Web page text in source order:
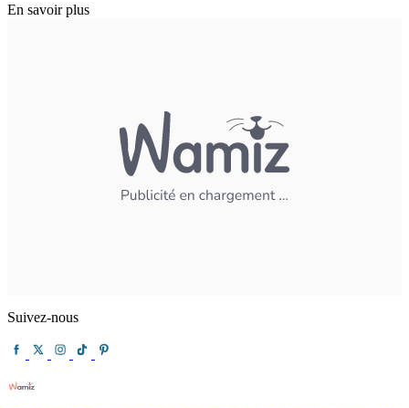
En savoir plus
Suivez-nous